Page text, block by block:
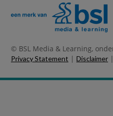
© BSL Media & Learning,
Privacy Statement | Disclaimer |